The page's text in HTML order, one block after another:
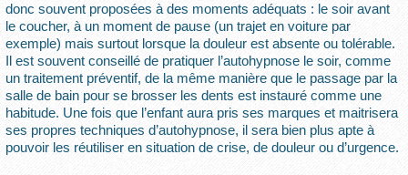
donc souvent proposées à des moments adéquats : le soir avant
le coucher, à un moment de pause (un trajet en voiture par
exemple) mais surtout lorsque la douleur est absente ou tolérable.
Il est souvent conseillé de pratiquer l’autohypnose le soir, comme
un traitement préventif, de la même manière que le passage par la
salle de bain pour se brosser les dents est instauré comme une
habitude. Une fois que l’enfant aura pris ses marques et maitrisera
ses propres techniques d’autohypnose, il sera bien plus apte à
pouvoir les réutiliser en situation de crise, de douleur ou d’urgence.